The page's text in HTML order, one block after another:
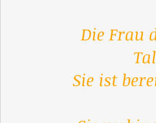
Die Frau
Sie ist